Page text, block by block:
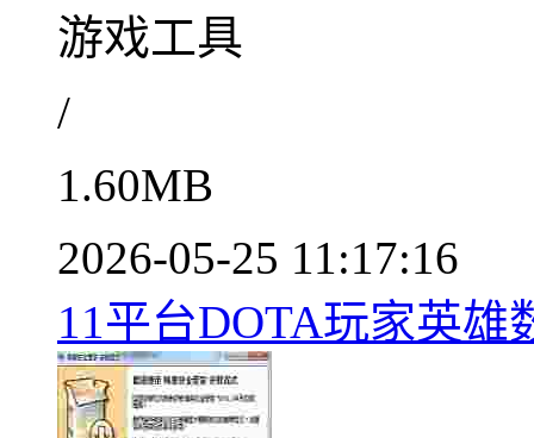
游戏工具
/
1.60MB
2026-05-25 11:17:16
11平台DOTA玩家英雄